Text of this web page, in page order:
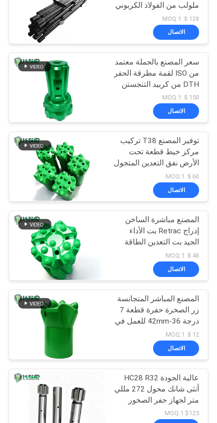
قابل للسحب مثقاب
110
الحفر محول عرقوب
158
حفر الخيوط رود
153
مدبب حفر قضيب
37
ملولب من الفولاذ الكربوني
المطروق للحفر في ثقوب
التعدين تحت الأرض
＄128 MOQ:1
الاتصال
سعر المصنع بالجملة معتمد
من ISO لقمة مطرقة الحفر
DTH من كربيد التنجستن
لحفر آبار الصخور الصلبة
＄150 MOQ:1
الاتصال
توفير المصنع T38 تركيب
مركز خيط قطعة تحت
الأرض نفق التعدين المتجول
أداة الحفر
＄60 MOQ:1
الاتصال
المصنع مباشرة الساخن
إدراج Retrac بت الأداء
الجيد بت التعدين الطاقة
لحفر الصخور المحجر أداة
المطرقة العليا
＄48 MOQ:1
الاتصال
المصنع المباشر المتجانسة
زر الصخرة حفرة قطعة 7
درجة 36-42mm للعمل في
المنجم محجر البناء حفر
أداة
＄12 MOQ:1
الاتصال
عالية الجودة HC28 R32
أنثى شانك محول 272 مللي
متر لجهاز حفر الصخور
ضرب شريط الحفر
$125 MOQ:1